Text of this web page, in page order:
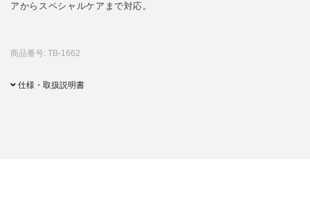
アからスペシャルケアまで対応。
商品番号: TB-1662
仕様・取扱説明書